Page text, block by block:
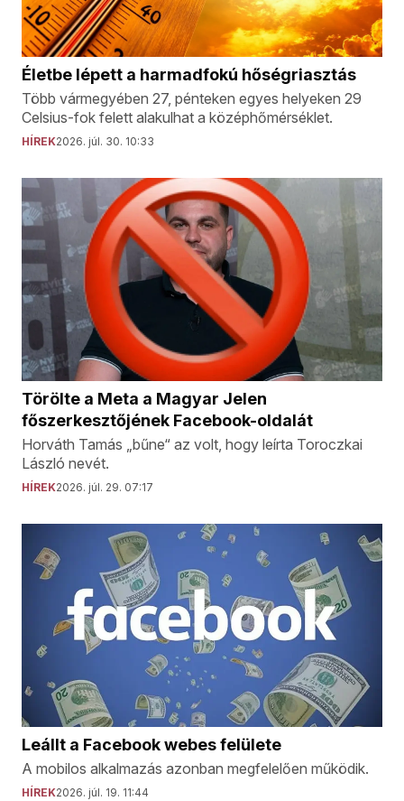
Életbe lépett a harmadfokú hőségriasztás
Több vármegyében 27, pénteken egyes helyeken 29
Celsius-fok felett alakulhat a középhőmérséklet.
HÍREK2026. júl. 30. 10:33
Törölte a Meta a Magyar Jelen
főszerkesztőjének Facebook-oldalát
Horváth Tamás „bűne“ az volt, hogy leírta Toroczkai
László nevét.
HÍREK2026. júl. 29. 07:17
Leállt a Facebook webes felülete
A mobilos alkalmazás azonban megfelelően működik.
HÍREK2026. júl. 19. 11:44